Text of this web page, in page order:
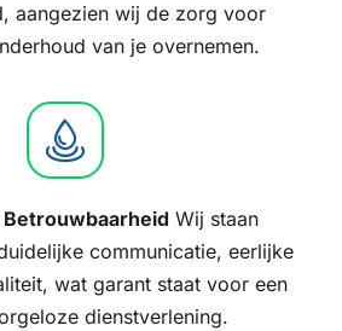
aangezien wij de zorg voor
van je overnemen.
Wij staan
communicatie, eerlijke
wat garant staat voor een
dienstverlening.